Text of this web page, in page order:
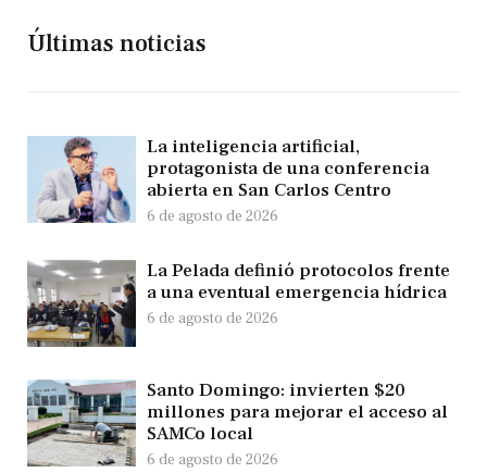
Últimas noticias
La inteligencia artificial,
protagonista de una conferencia
abierta en San Carlos Centro
6 de agosto de 2026
La Pelada definió protocolos frente
a una eventual emergencia hídrica
6 de agosto de 2026
Santo Domingo: invierten $20
millones para mejorar el acceso al
SAMCo local
6 de agosto de 2026